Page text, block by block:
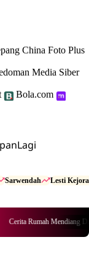
China Foto Plus
Media Siber
Bola.com
Sarwendah Lesti Kejora
Cerita Rumah Mendiang